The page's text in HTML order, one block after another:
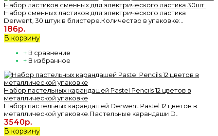
Набор ластиков сменных для электрического ластика 30шт.
Набор сменных ластиков для электрического ластика
Derwent, 30 штук в блистере.Количество в упаковке:..
186р.
В корзину
+ В сравнение
+ В избранное
Набор пастельных карандашей Pastel Pencils 12 цветов в
металлической упаковке
Набор пастельных карандашей Derwent Pastel 12 цветов в
металлической упаковке.Пастельные карандаши D..
3540р.
В корзину